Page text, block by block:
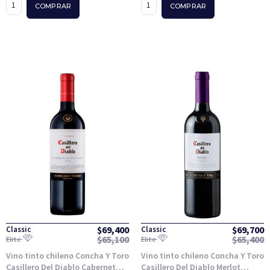
COMPRAR COMPRAR
Classic $69,400
Elite $65,100
Vino tinto chileno Concha Y Toro
Casillero Del Diablo Cabernet
Classic $69,700
Elite $65,400
Vino tinto chileno Concha Y Toro
Casillero Del Diablo Merlot